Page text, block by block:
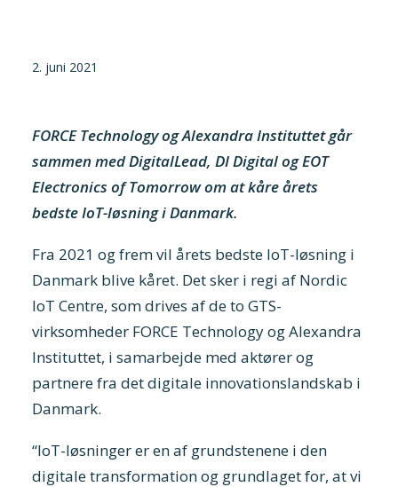
2. juni 2021
FORCE Technology og Alexandra Instituttet går
sammen med DigitalLead, DI Digital og EOT
Electronics of Tomorrow om at kåre årets
bedste IoT-løsning i Danmark.
Fra 2021 og frem vil årets bedste IoT-løsning i
Danmark blive kåret. Det sker i regi af Nordic
IoT Centre, som drives af de to GTS-
virksomheder FORCE Technology og Alexandra
Instituttet, i samarbejde med aktører og
partnere fra det digitale innovationslandskab i
Danmark.
“IoT-løsninger er en af grundstenene i den
digitale transformation og grundlaget for, at vi